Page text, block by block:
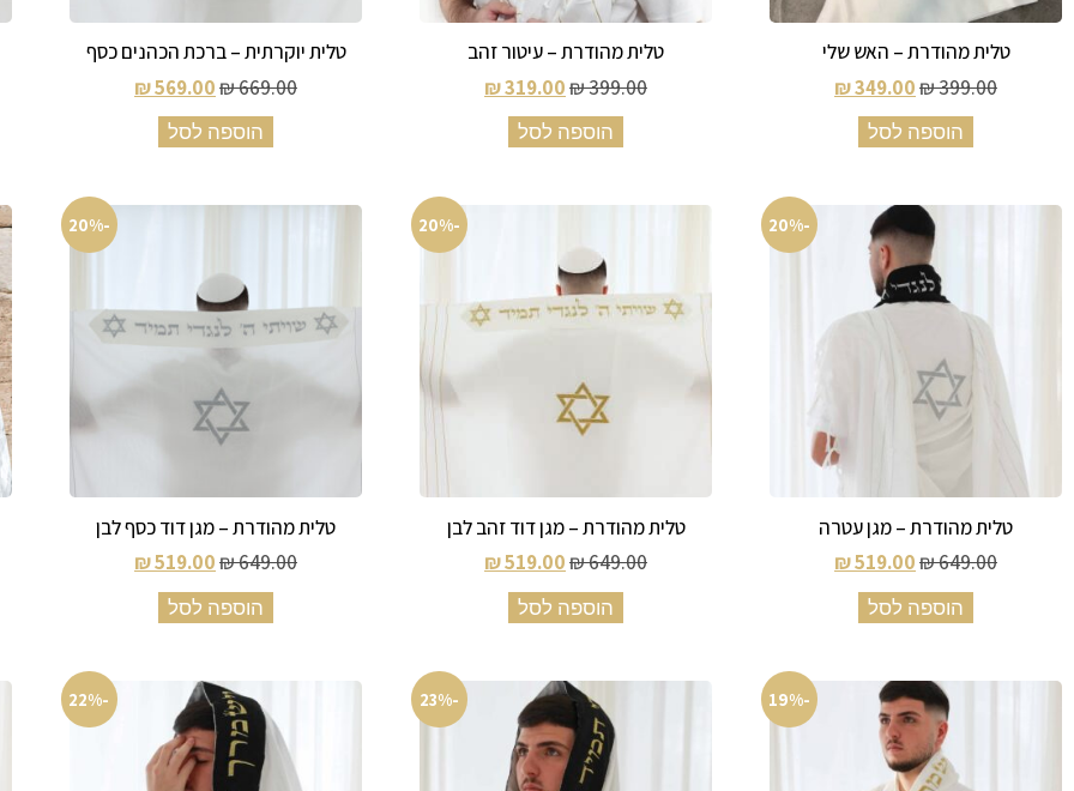
טלית מהודרת – האש שלי
₪399.00
₪349.00
הוספה לסל
טלית מהודרת – עיטור זהב
₪399.00
₪319.00
הוספה לסל
טלית יוקרתית – ברכת הכהנים כסף
₪669.00
₪569.00
הוספה לסל
-20%
טלית מהודרת – מגן עטרה
₪649.00
₪519.00
הוספה לסל
-20%
טלית מהודרת – מגן דוד זהב לבן
₪649.00
₪519.00
הוספה לסל
-20%
טלית מהודרת – מגן דוד כסף לבן
₪649.00
₪519.00
הוספה לסל
-19%
-23%
-22%